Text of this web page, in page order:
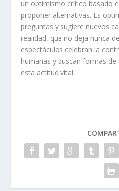
un optimismo crítico basado
proponer alternativas. Es
preguntas y sugiere nuevos
realidad, que no deja nunca
espectáculos celebran la
humanas y buscan formas
esta actitud vital.